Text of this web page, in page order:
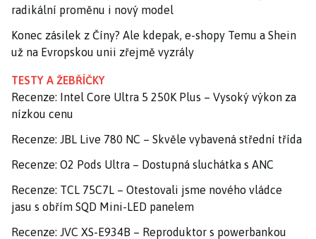
radikální proměnu i nový model
Konec zásilek z Číny? Ale kdepak, e-shopy Temu a Shein
už na Evropskou unii zřejmě vyzrály
TESTY A ŽEBŘÍČKY
Recenze: Intel Core Ultra 5 250K Plus – Vysoký výkon za
nízkou cenu
Recenze: JBL Live 780 NC – Skvěle vybavená střední třída
Recenze: O2 Pods Ultra – Dostupná sluchátka s ANC
Recenze: TCL 75C7L – Otestovali jsme nového vládce
jasu s obřím SQD Mini-LED panelem
Recenze: JVC XS-E934B – Reproduktor s powerbankou